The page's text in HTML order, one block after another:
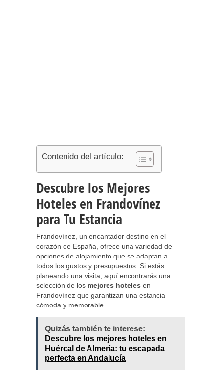
Contenido del artículo:
Descubre los Mejores
Hoteles en Frandovínez
para Tu Estancia
Frandovínez, un encantador destino en el
corazón de España, ofrece una variedad de
opciones de alojamiento que se adaptan a
todos los gustos y presupuestos. Si estás
planeando una visita, aquí encontrarás una
selección de los mejores hoteles en
Frandovínez que garantizan una estancia
cómoda y memorable.
Quizás también te interese:
Descubre los mejores hoteles en
Huércal de Almería: tu escapada
perfecta en Andalucía